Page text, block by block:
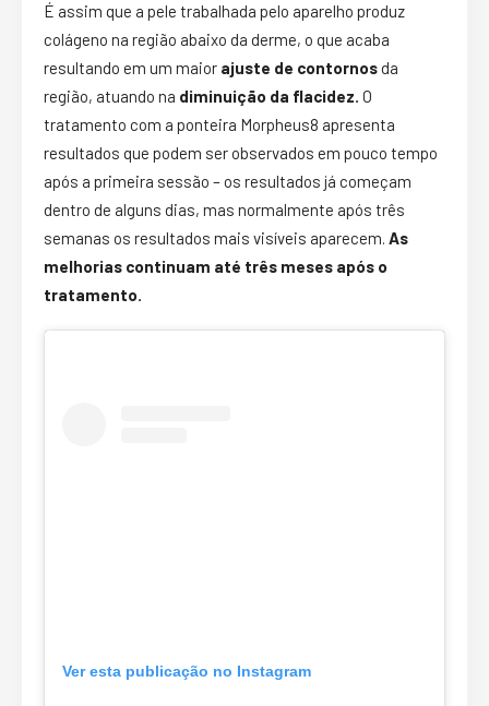
É assim que a pele trabalhada pelo aparelho produz
colágeno na região abaixo da derme, o que acaba
resultando em um maior ajuste de contornosda
região, atuando na diminuição da flacidez. O
tratamento com a ponteira Morpheus8 apresenta
resultados que podem ser observados em pouco tempo
após a primeira sessão – os resultados já começam
dentro de alguns dias, mas normalmente após três
semanas os resultados mais visíveis aparecem. As
melhorias continuam até três meses após o
tratamento.
Ver esta publicação no Instagram